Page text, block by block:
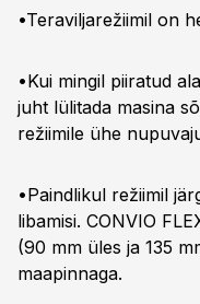
•Teraviljarežiimil on
•Kui mingil piiratud
juht lülitada masina
režiimile ühe
•Paindlikul režiimil
libamisi. CONVIO
(90 mm üles ja 135
maapinnaga.